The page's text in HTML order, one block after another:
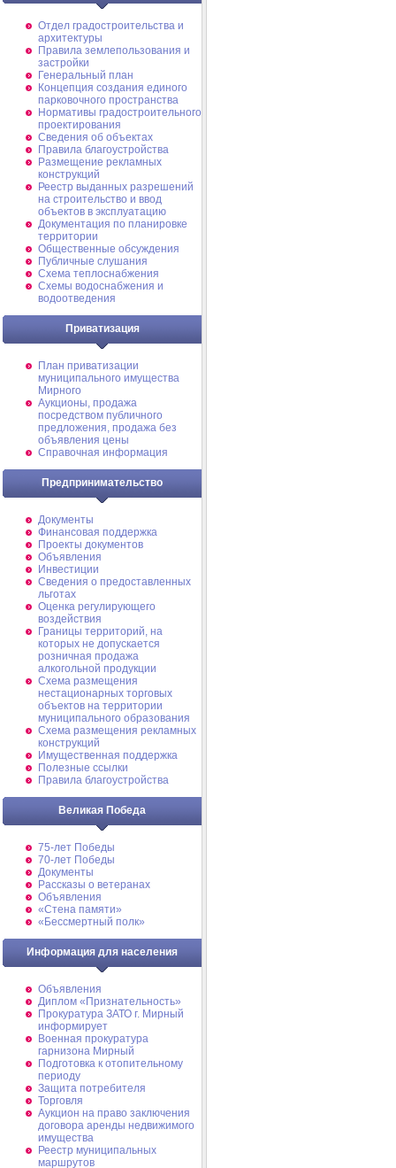
Отдел градостроительства и
архитектуры
Правила землепользования и
застройки
Генеральный план
Концепция создания единого
парковочного пространства
Нормативы градостроительного
проектирования
Сведения об объектах
Правила благоустройства
Размещение рекламных
конструкций
Реестр выданных разрешений
на строительство и ввод
объектов в эксплуатацию
Документация по планировке
территории
Общественные обсуждения
Публичные слушания
Схема теплоснабжения
Схемы водоснабжения и
водоотведения
Приватизация
План приватизации
муниципального имущества
Мирного
Аукционы, продажа
посредством публичного
предложения, продажа без
объявления цены
Справочная информация
Предпринимательство
Документы
Финансовая поддержка
Проекты документов
Объявления
Инвестиции
Сведения о предоставленных
льготах
Оценка регулирующего
воздействия
Границы территорий, на
которых не допускается
розничная продажа
алкогольной продукции
Схема размещения
нестационарных торговых
объектов на территории
муниципального образования
Схема размещения рекламных
конструкций
Имущественная поддержка
Полезные ссылки
Правила благоустройства
Великая Победа
75-лет Победы
70-лет Победы
Документы
Рассказы о ветеранах
Объявления
«Стена памяти»
«Бессмертный полк»
Информация для населения
Объявления
Диплом «Признательность»
Прокуратура ЗАТО г. Мирный
информирует
Военная прокуратура
гарнизона Мирный
Подготовка к отопительному
периоду
Защита потребителя
Торговля
Аукцион на право заключения
договора аренды недвижимого
имущества
Реестр муниципальных
маршрутов